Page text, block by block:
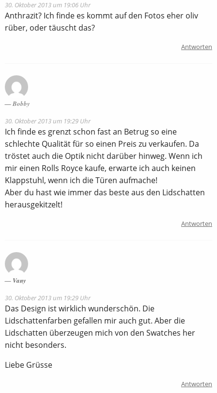
30. Oktober 2013 um 19:06 Uhr
Anthrazit? Ich finde es kommt auf den Fotos eher oliv
rüber, oder täuscht das?
Antworten
Bobby
30. Oktober 2013 um 19:29 Uhr
Ich finde es grenzt schon fast an Betrug so eine
schlechte Qualität für so einen Preis zu verkaufen. Da
tröstet auch die Optik nicht darüber hinweg. Wenn ich
mir einen Rolls Royce kaufe, erwarte ich auch keinen
Klappstuhl, wenn ich die Türen aufmache!
Aber du hast wie immer das beste aus den Lidschatten
herausgekitzelt!
Antworten
Vany
30. Oktober 2013 um 19:29 Uhr
Das Design ist wirklich wunderschön. Die
Lidschattenfarben gefallen mir auch gut. Aber die
Lidschatten überzeugen mich von den Swatches her
nicht besonders.
Liebe Grüsse
Antworten